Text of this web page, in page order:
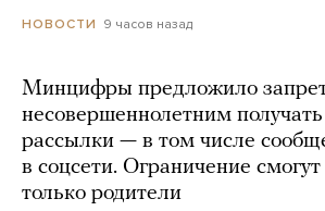
НОВОСТИ 9 часов назад
Минцифры предложило
несовершеннолетним
рассылки — в том числе
в соцсети. Ограничение смогут
только родители